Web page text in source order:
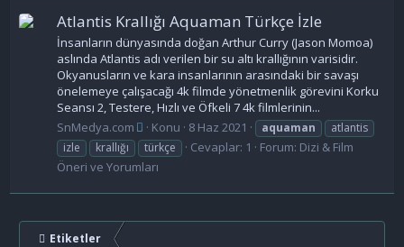
Atlantis Krallığı Aquaman Türkçe İzle
İnsanların dünyasında doğan Arthur Curry (Jason Momoa)
aslında Atlantis adı verilen bir su altı krallığının varisidir.
Okyanusların ve kara insanlarının arasındaki bir savaşı
önelemeye çalışacağı 4k filmde yönetmenlik görevini Korku
Seansı 2, Testere, Hızlı ve Öfkeli 7 4k filmlerinin...
SnMedya.com
Konu 8 Haz 2021 aquaman
atlantis
izle
krallığı türkçe Cevaplar: 1 Forum: Dizi & Film
Öneri ve Yorumları
Etiketler